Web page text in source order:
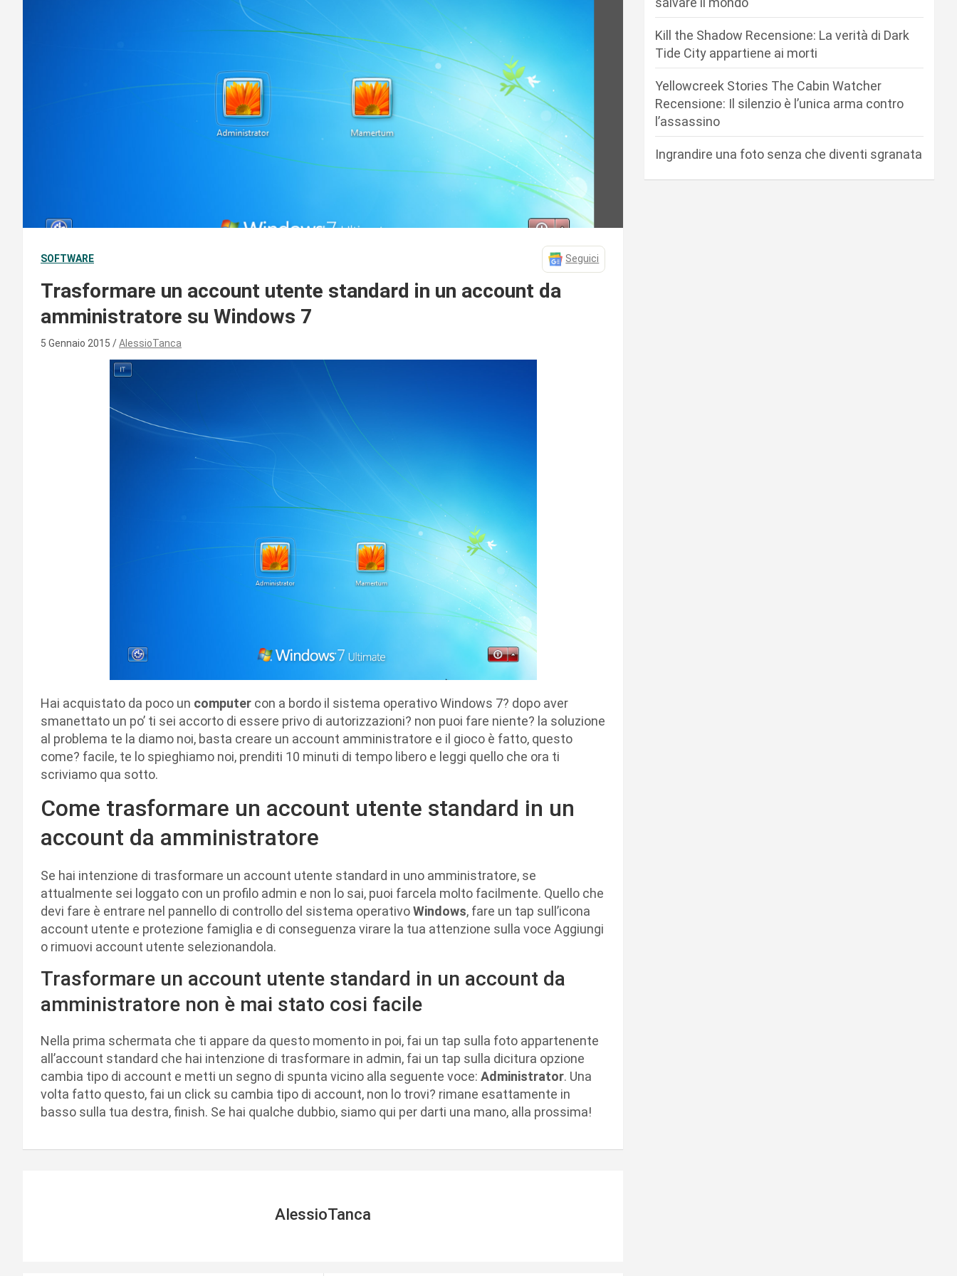
SOFTWARE Seguici
Trasformare un account utente standard in un account da
amministratore su Windows 7
5 Gennaio 2015 AlessioTanca
Hai acquistato da poco un computer con a bordo il sistema operativo Windows 7? dopo aver
smanettato un po’ ti sei accorto di essere privo di autorizzazioni? non puoi fare niente? la soluzione
al problema te la diamo noi, basta creare un account amministratore e il gioco è fatto, questo
come? facile, te lo spieghiamo noi, prenditi 10 minuti di tempo libero e leggi quello che ora ti
scriviamo qua sotto.
Come trasformare un account utente standard in un
account da amministratore
Se hai intenzione di trasformare un account utente standard in uno amministratore, se
attualmente sei loggato con un profilo admin e non lo sai, puoi farcela molto facilmente. Quello che
devi fare è entrare nel pannello di controllo del sistema operativoWindows, fare un tap sull’icona
account utente e protezione famiglia e di conseguenza virare la tua attenzione sulla voce Aggiungi
o rimuovi account utente selezionandola.
Trasformare un account utente standard in un account da
amministratore non è mai stato cosi facile
Nella prima schermata che ti appare da questo momento in poi, fai un tap sulla foto appartenente
all’account standard che hai intenzione di trasformare in admin, fai un tap sulla dicitura opzione
cambia tipo di account e metti un segno di spunta vicino alla seguente voce: Administrator. Una
volta fatto questo, fai un click su cambia tipo di account, non lo trovi? rimane esattamente in
basso sulla tua destra, finish. Se hai qualche dubbio, siamo qui per darti una mano, alla prossima!
AlessioTanca
Kill the Shadow Recensione: La verità di Dark
Tide City appartiene ai morti
Yellowcreek Stories The Cabin Watcher
Recensione: Il silenzio è l’unica arma contro
l’assassino
Ingrandire una foto senza che diventi sgranata